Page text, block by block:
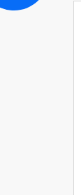
729120/10
VÁLCOVÉ